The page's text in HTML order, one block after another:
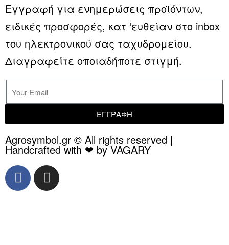
Εγγραφή για ενημερώσεις προϊόντων,
ειδικές προσφορές, κατ ‘ευθείαν στο inbox
του ηλεκτρονικού σας ταχυδρομείου.
Διαγραφείτε οποιαδήποτε στιγμή.
ΕΓΓΡΑΦΗ
Agrosymbol.gr © All rights reserved |
Handcrafted with ❤ by VAGARY